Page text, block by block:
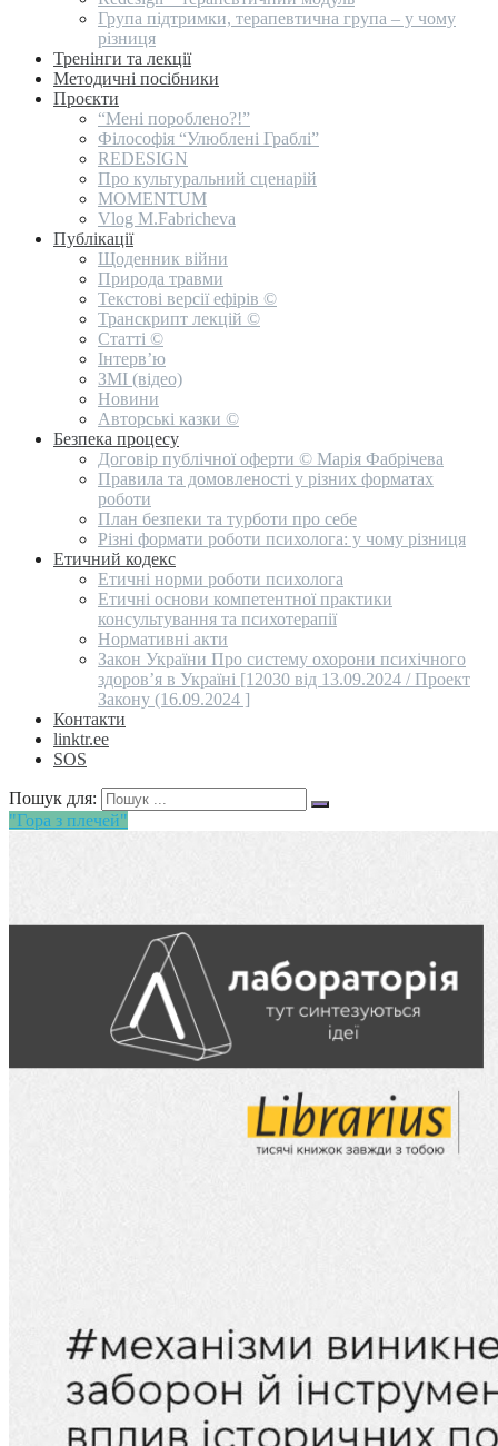
Група підтримки, терапевтична група – у чому
різниця
Тренінги та лекції
Методичні посібники
Проєкти
“Мені пороблено?!”
Філософія “Улюблені Граблі”
REDESIGN
Про культуральний сценарій
MOMENTUM
Vlog M.Fabricheva
Публікації
Щоденник війни
Природа травми
Текстові версії ефірів ©
Транскрипт лекцій ©
Статті ©
Інтерв’ю
ЗМІ (відео)
Новини
Авторські казки ©
Безпека процесу
Договір публічної оферти © Марія Фабрічева
Правила та домовленості у різних форматах
роботи
План безпеки та турботи про себе
Різні формати роботи психолога: у чому різниця
Етичний кодекс
Етичні норми роботи психолога
Етичні основи компетентної практики
консультування та психотерапії
Нормативні акти
Закон України Про систему охорони психічного
здоров’я в Україні [12030 від 13.09.2024 / Проект
Закону (16.09.2024 ]
Контакти
linktr.ee
SOS
Пошук для:
"Гора з плечей"